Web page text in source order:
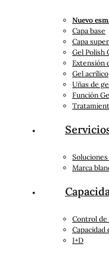
Nuevo
Capa base
Capa
Gel Polish
Extensión
Gel acrílico
Uñas de
Función
Marca
Control de
Capacidad
I+D